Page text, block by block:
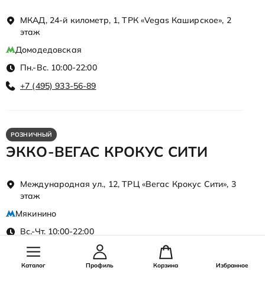
МКАД, 24-й километр, 1, ТРК «Vegas Каширское», 2
этаж
Домодедовская
Пн.-Вс. 10:00-22:00
+7 (495) 933-56-89
РОЗНИЧНЫЙ
ЭККО-ВЕГАС КРОКУС СИТИ
Международная ул., 12, ТРЦ «Вегас Крокус Сити», 3
этаж
Мякинино
Вс.-Чт. 10:00-22:00
+7 (495) 933-56-27
Каталог Профиль Корзина Избранное